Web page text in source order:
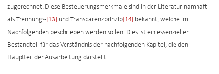
zugerechnet. Diese Besteuerungsmerkmale sind in der Literatur namhaft
als Trennungs- [13] und Transparenzprinzip [14] bekannt, welche im
Nachfolgenden beschrieben werden sollen. Dies ist ein essenzieller
Bestandteil für das Verständnis der nachfolgenden Kapitel, die den
Hauptteil der Ausarbeitung darstellt.